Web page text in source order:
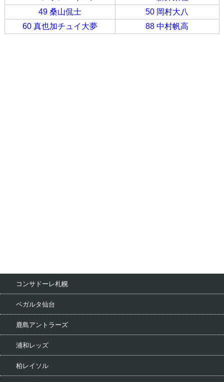
49 桑山侃士
50 岡村大八
60 真也加チュイ大夢
88 中村帆高
コンサドーレ札幌
ベガルタ仙台
鹿島アントラーズ
浦和レッズ
柏レイソル